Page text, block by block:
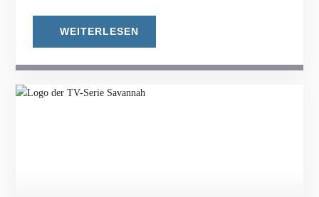
WEITERLESEN